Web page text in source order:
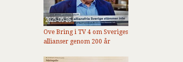
2025-05-26
Ove Bring i TV 4 om Sveriges
allianser genom 200 år